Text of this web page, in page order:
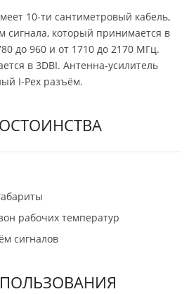
10-ти сантиметровый кабель,
сигнала, который принимается в
до 960 и от 1710 до 2170 МГц.
в 3DBI. Антенна-усилитель
I-Pex разъём.
рабочих температур
сигналов